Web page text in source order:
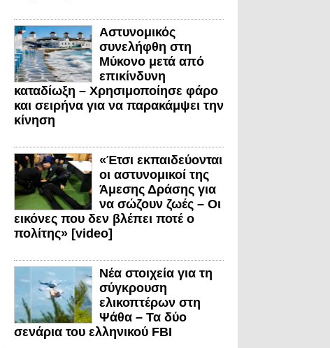
Αστυνομικός
συνελήφθη στη
Μύκονο μετά από
επικίνδυνη
καταδίωξη – Χρησιμοποίησε φάρο
και σειρήνα για να παρακάμψει την
κίνηση
«Έτσι εκπαιδεύονται
οι αστυνομικοί της
Άμεσης Δράσης για
να σώζουν ζωές – Οι
εικόνες που δεν βλέπει ποτέ ο
πολίτης» [video]
Νέα στοιχεία για τη
σύγκρουση
ελικοπτέρων στη
Ψάθα – Τα δύο
σενάρια του ελληνικού FBI